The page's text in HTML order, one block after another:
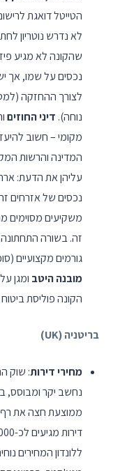
הטייטל דואגת
לא נדרש נוטריון
שהקונה לא מגיע
לצורך ההחזקה
נוחה). דיני החוזים
מקומי – חשוב
המדינה והרשות
עליהן את הדעת:
משקיעים מסוימים
זה. בשורה
גורמים מקצועיים
מובנה היטב ומגן
הקונה פוליסת
בריטניה (UK)
מחירי דירות: שוק
נחשב יקר ומבוסס,
ללונדון המחירים